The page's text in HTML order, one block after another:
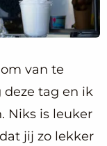
van te
deze tag en ik
Niks is leuker
jij zo lekker